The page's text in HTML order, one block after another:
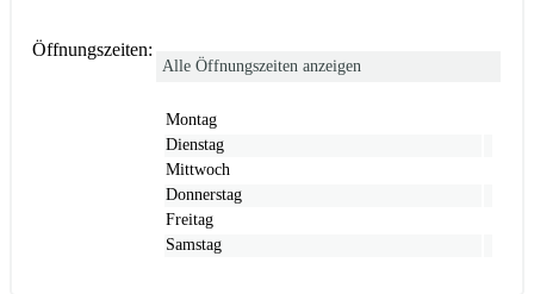
Öffnungszeiten:
Alle Öffnungszeiten anzeigen
Montag
Dienstag
Mittwoch
Donnerstag
Freitag
Samstag